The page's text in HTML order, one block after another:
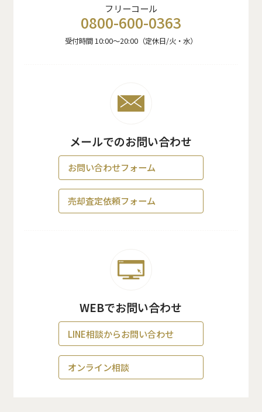
フリーコール
0800-600-0363
受付時間 10:00〜20:00（定休日/火・水）
メールでのお問い合わせ
お問い合わせフォーム
売却査定依頼フォーム
WEBでお問い合わせ
LINE相談からお問い合わせ
オンライン相談